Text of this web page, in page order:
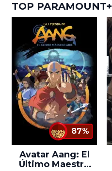
TOP PARAMOUNT+
87%
Avatar Aang: El
Último Maestro